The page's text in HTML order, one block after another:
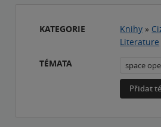
KATEGORIE Knihy »
Literature
TÉMATA
space
Přidat